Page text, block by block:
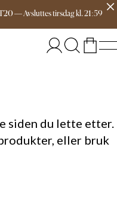
—Avsluttestirsdagkl.21:59
kr
siden du lette etter.
eller bruk